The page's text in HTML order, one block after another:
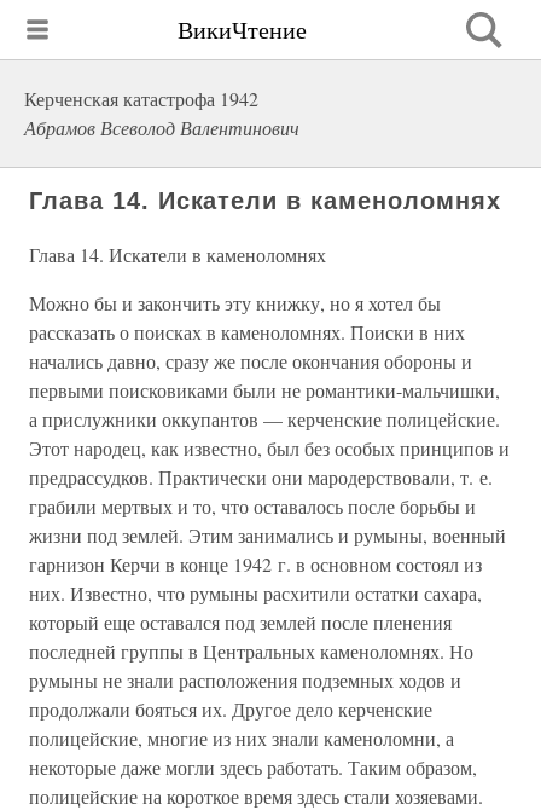
ВикиЧтение
Керченская катастрофа 1942
Абрамов Всеволод Валентинович
Глава 14. Искатели в каменоломнях
Глава 14. Искатели в каменоломнях
Можно бы и закончить эту книжку, но я хотел бы
рассказать о поисках в каменоломнях. Поиски в них
начались давно, сразу же после окончания обороны и
первыми поисковиками были не романтики-мальчишки,
а прислужники оккупантов — керченские полицейские.
Этот народец, как известно, был без особых принципов и
предрассудков. Практически они мародерствовали, т. е.
грабили мертвых и то, что оставалось после борьбы и
жизни под землей. Этим занимались и румыны, военный
гарнизон Керчи в конце 1942 г. в основном состоял из
них. Известно, что румыны расхитили остатки сахара,
который еще оставался под землей после пленения
последней группы в Центральных каменоломнях. Но
румыны не знали расположения подземных ходов и
продолжали бояться их. Другое дело керченские
полицейские, многие из них знали каменоломни, а
некоторые даже могли здесь работать. Таким образом,
полицейские на короткое время здесь стали хозяевами.